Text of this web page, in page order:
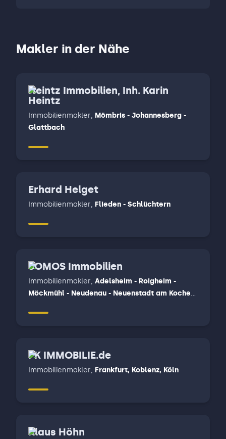
Makler in der Nähe
Heintz Immobilien, Inh. Karin
Heintz
Immobilienmakler, Mömbris - Johannesberg -
Glattbach
Erhard Helget
Immobilienmakler, Flieden - Schlüchtern
SOMOS Immobilien
Immobilienmakler, Adelsheim - Roigheim -
Möckmühl - Neudenau - Neuenstadt am Kocher,
PK IMMOBILIE.de
Immobilienmakler, Frankfurt, Koblenz, Köln
Klaus Höhn